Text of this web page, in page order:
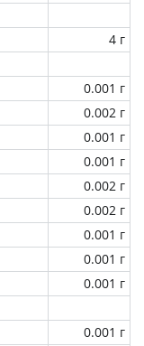
4 г
0.001 г
0.002 г
0.001 г
0.001 г
0.002 г
0.002 г
0.001 г
0.001 г
0.001 г
0.001 г